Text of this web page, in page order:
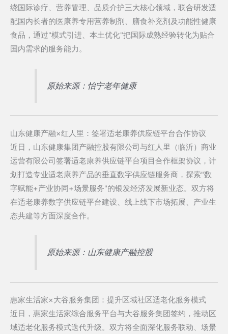
绕国际诊疗、营养管理、品质介护三大核心领域，联合研发适
配国内长者的医康养专用营养制剂、膳食补充剂及功能性健康
食品，通过"模式引进、本土优化"把国际成熟经验转化为贴合
国内需求的服务能力。
原始来源：怡宁老年健康
山东健康产融×红人里：签署适老康养供应链平台合作协议
近日，山东健康集团产融控股有限公司与红人里（临沂）商业
运营有限公司签署适老康养供应链平台项目合作框架协议，计
划打造专业适老康养产品的垂直数字供应链服务商，探索"数
字赋能+产业协同+场景服务"的银发经济发展新业态。双方将
在适老康养数字供应链平台建设、线上线下市场拓展、产业生
态共建等方面深度合作。
原始来源：山东健康产融控股
惠家生活家×大谷服务集团：提升区域社区适老化服务模式
近日，惠家生活家综合服务平台与大谷服务集团签约，推动区
域适老化服务模式迭代升级。双方将全面深化服务联动、场景